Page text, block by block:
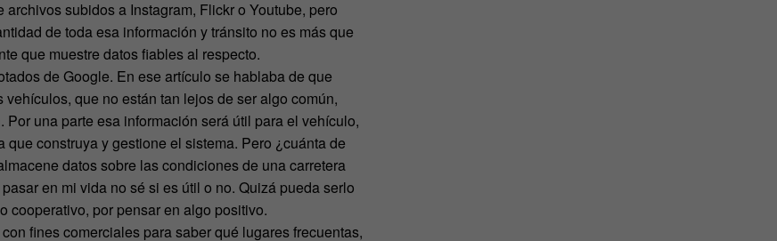
subidos a Instagram, Flickr o Youtube, pero
de toda esa información y tránsito no es más que
que muestre datos fiables al respecto.
de Google. En ese artículo se hablaba de que
que no están tan lejos de ser algo común,
. Por una parte esa información será útil para el vehículo,
construya y gestione el sistema. Pero ¿cuánta de
datos sobre las condiciones de una carretera
en mi vida no sé si es útil o no. Quizá pueda serlo
cooperativo, por pensar en algo positivo.
fines comerciales para saber qué lugares frecuentas,